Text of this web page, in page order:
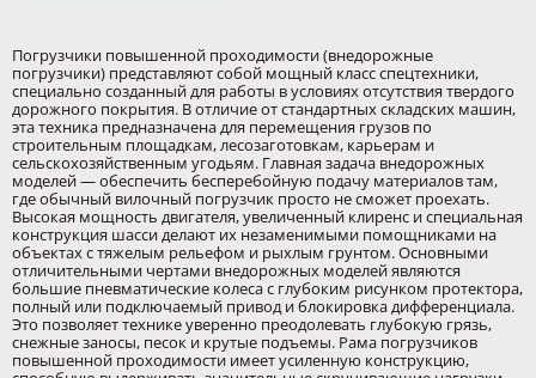
Погрузчики повышенной проходимости (внедорожные
погрузчики) представляют собой мощный класс спецтехники,
специально созданный для работы в условиях отсутствия твердого
дорожного покрытия. В отличие от стандартных складских машин,
эта техника предназначена для перемещения грузов по
строительным площадкам, лесозаготовкам, карьерам и
сельскохозяйственным угодьям. Главная задача внедорожных
моделей — обеспечить бесперебойную подачу материалов там,
где обычный вилочный погрузчик просто не сможет проехать.
Высокая мощность двигателя, увеличенный клиренс и специальная
конструкция шасси делают их незаменимыми помощниками на
объектах с тяжелым рельефом и рыхлым грунтом. Основными
отличительными чертами внедорожных моделей являются
большие пневматические колеса с глубоким рисунком протектора,
полный или подключаемый привод и блокировка дифференциала.
Это позволяет технике уверенно преодолевать глубокую грязь,
снежные заносы, песок и крутые подъемы. Рама погрузчиков
повышенной проходимости имеет усиленную конструкцию,